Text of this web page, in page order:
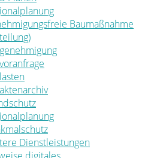
Baumaßnahme
Dienstleistungen